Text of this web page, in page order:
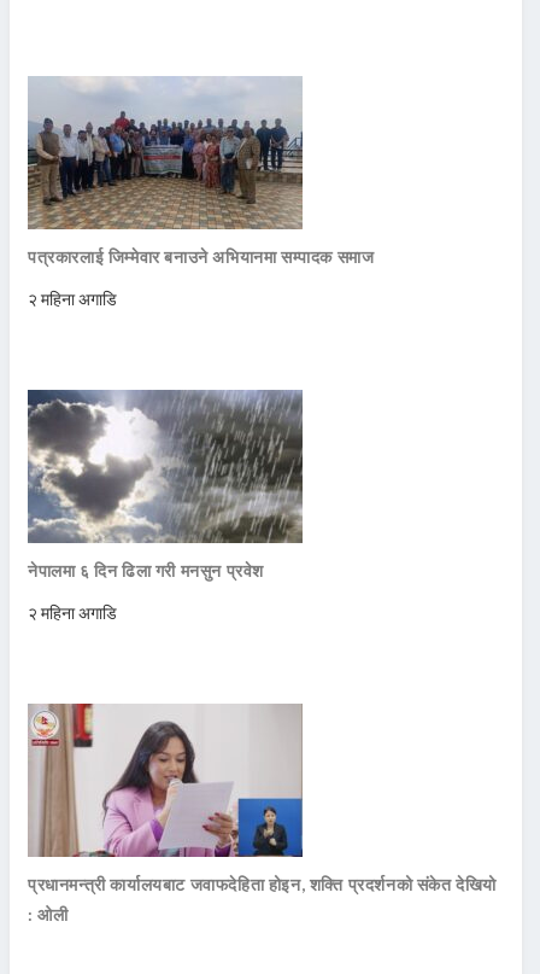
पत्रकारलाई जिम्मेवार बनाउने अभियानमा सम्पादक समाज
२ महिना अगाडि
नेपालमा ६ दिन ढिला गरी मनसुन प्रवेश
२ महिना अगाडि
प्रधानमन्त्री कार्यालयबाट जवाफदेहिता होइन, शक्ति प्रदर्शनको संकेत देखियो
: ओली